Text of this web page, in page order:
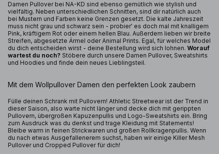
Damen Pullover bei NA-KD sind ebenso gemütlich wie stylish und
vielfältig. Neben unterschiedlichen Schnitten, sind dir natürlich auch
bei Mustern und Farben keine Grenzen gesetzt. Die kalte Jahreszeit
muss nicht grau und schwarz sein - probier' es doch mal mit knalligem
Pink, kräftigem Rot oder einem hellen Blau. Außerdem lieben wir breite
Streifen, abgesetzte Ärmel oder Animal Prints. Egal, für welches Model
du dich entscheiden wirst - deine Bestellung wird sich lohnen. Worauf
wartest du noch? Stöbere durch unsere Damen Pullover, Sweatshirts
und Hoodies und finde dein neues Lieblingsteil.
Mit dem Wollpullover Damen den perfekten Look zaubern
Fülle deinen Schrank mit Pullovern! Athletic Streetwear ist der Trend in
dieser Saison, also warte nicht länger und decke dich mit gerippten
Pullovern, übergroßen Kapuzenpullis und Logo-Sweatshirts ein. Bring
zum Ausdruck was du denkst und trage Kleidung mit Statements!
Bleibe warm in feinen Strickwaren und großen Rollkragenpullis. Wenn
du nach etwas Ausgefallenerem suchst, haben wir einige Killer Mesh
Pullover und Cropped Pullover für dich!